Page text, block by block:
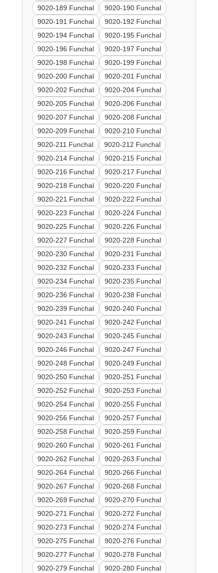
9020-189 Funchal
9020-190 Funchal
9020-191 Funchal
9020-192 Funchal
9020-194 Funchal
9020-195 Funchal
9020-196 Funchal
9020-197 Funchal
9020-198 Funchal
9020-199 Funchal
9020-200 Funchal
9020-201 Funchal
9020-202 Funchal
9020-204 Funchal
9020-205 Funchal
9020-206 Funchal
9020-207 Funchal
9020-208 Funchal
9020-209 Funchal
9020-210 Funchal
9020-211 Funchal
9020-212 Funchal
9020-214 Funchal
9020-215 Funchal
9020-216 Funchal
9020-217 Funchal
9020-218 Funchal
9020-220 Funchal
9020-221 Funchal
9020-222 Funchal
9020-223 Funchal
9020-224 Funchal
9020-225 Funchal
9020-226 Funchal
9020-227 Funchal
9020-228 Funchal
9020-230 Funchal
9020-231 Funchal
9020-232 Funchal
9020-233 Funchal
9020-234 Funchal
9020-235 Funchal
9020-236 Funchal
9020-238 Funchal
9020-239 Funchal
9020-240 Funchal
9020-241 Funchal
9020-242 Funchal
9020-243 Funchal
9020-245 Funchal
9020-246 Funchal
9020-247 Funchal
9020-248 Funchal
9020-249 Funchal
9020-250 Funchal
9020-251 Funchal
9020-252 Funchal
9020-253 Funchal
9020-254 Funchal
9020-255 Funchal
9020-256 Funchal
9020-257 Funchal
9020-258 Funchal
9020-259 Funchal
9020-260 Funchal
9020-261 Funchal
9020-262 Funchal
9020-263 Funchal
9020-264 Funchal
9020-266 Funchal
9020-267 Funchal
9020-268 Funchal
9020-269 Funchal
9020-270 Funchal
9020-271 Funchal
9020-272 Funchal
9020-273 Funchal
9020-274 Funchal
9020-275 Funchal
9020-276 Funchal
9020-277 Funchal
9020-278 Funchal
9020-279 Funchal
9020-280 Funchal